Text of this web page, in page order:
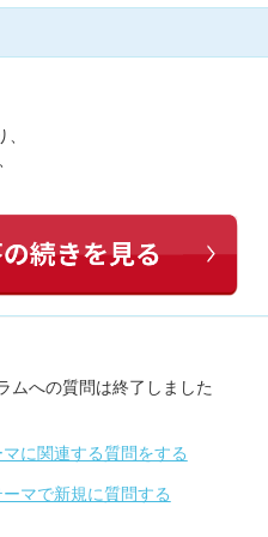
ムへの質問は終了しました
に関連する質問をする
マで新規に質問する